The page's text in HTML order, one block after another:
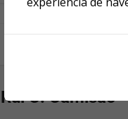
Rui C. Camisão